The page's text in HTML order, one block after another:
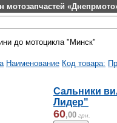
мотозапчастей
до мотоцикла "Минск"
Наименование Код товара:
Сальники
Лидер"
60,00 грн.